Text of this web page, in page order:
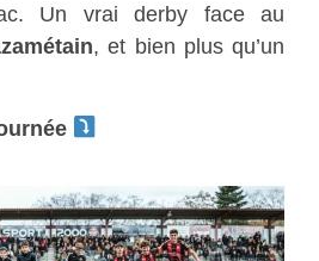
Un vrai derby face au
, et bien plus qu’un